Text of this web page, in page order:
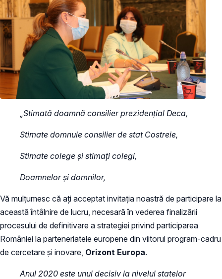
„Stimată doamnă consilier prezidențial Deca,
Stimate domnule consilier de stat Costreie,
Stimate colege și stimați colegi,
Doamnelor și domnilor,
Vă mulțumesc că ați acceptat invitația noastră de participare la
această întâlnire de lucru, necesară în vederea finalizării
procesului de definitivare a strategiei privind participarea
României la parteneriatele europene din viitorul program-cadru
de cercetare și inovare, Orizont Europa.
Anul 2020 este unul decisiv la nivelul statelor